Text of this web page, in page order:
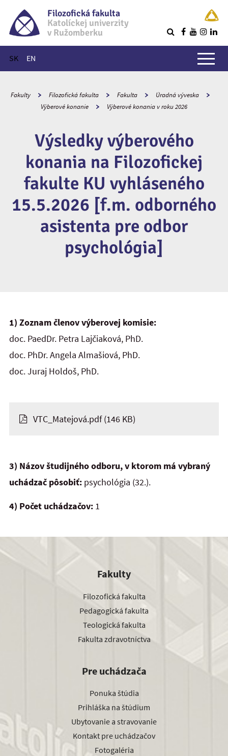
Filozofická fakulta
Katolíckej univerzity
v Ružomberku
SK EN
Hlavné menu
Fakulty Filozofická fakulta Fakulta
Úradná výveska
Výberové konanie
Výberové konania v roku 2026
Výsledky výberového
konania na Filozofickej
fakulte KU vyhláseného
15.5.2026 [f.m. odborného
asistenta pre odbor
psychológia]
1) Zoznam členov výberovej komisie:
doc. PaedDr. Petra Lajčiaková, PhD.
doc. PhDr. Angela Almašiová, PhD.
doc. Juraj Holdoš, PhD.
VTC_Matejová.pdf(146 KB)
3) Názov študijného odboru, v ktorom má vybraný
uchádzač pôsobiť: psychológia (32.).
4) Počet uchádzačov: 1
Fakulty
Filozofická fakulta
Pedagogická fakulta
Teologická fakulta
Fakulta zdravotníctva
Pre uchádzača
Ponuka štúdia
Prihláška na štúdium
Ubytovanie a stravovanie
Kontakt pre uchádzačov
Fotogaléria